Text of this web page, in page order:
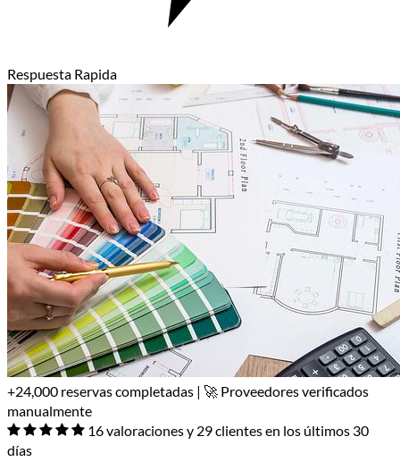
Respuesta Rapida
+24,000 reservas completadas | 🚀 Proveedores verificados
manualmente
16 valoraciones y 29 clientes en los últimos 30
días